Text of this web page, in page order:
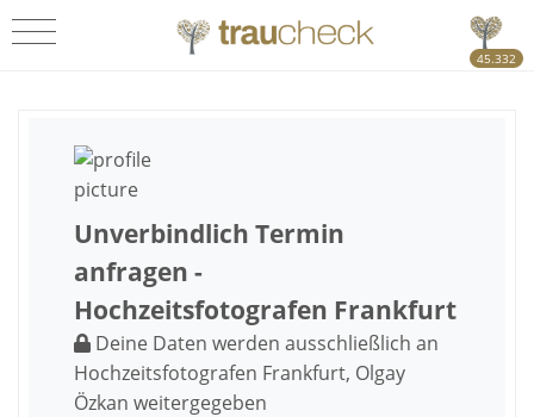
45.332
Unverbindlich Termin
anfragen -
Hochzeitsfotografen Frankfurt
Deine Daten werden ausschließlich an
Hochzeitsfotografen Frankfurt, Olgay
Özkan weitergegeben